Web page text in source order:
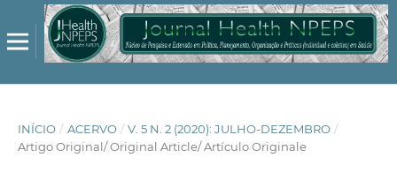
INÍCIO / ACERVO / V. 5 N. 2 (2020): JULHO-DEZEMBRO /
Artigo Original/ Original Article/ Artículo Originale